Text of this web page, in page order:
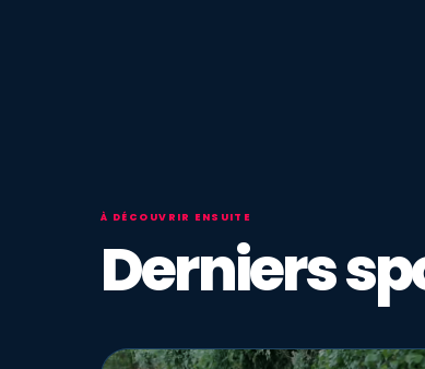
À DÉCOUVRIR ENSUITE
Derniers